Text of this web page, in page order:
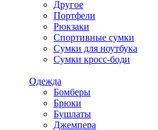
Другое
Портфели
Рюкзаки
Спортивные сумки
Сумки для ноутбука
Сумки кросс-боди
Одежда
Бомберы
Брюки
Бушлаты
Джемпера